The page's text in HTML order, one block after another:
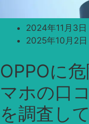
2024年11月3日
2025年10月2日
OPPOに
マホの口
を調査し